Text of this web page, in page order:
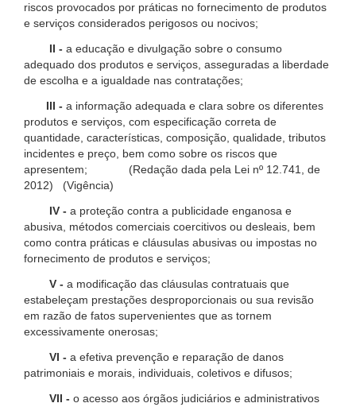
riscos provocados por práticas no fornecimento de produtos
e serviços considerados perigosos ou nocivos;
II - a educação e divulgação sobre o consumo
adequado dos produtos e serviços, asseguradas a liberdade
de escolha e a igualdade nas contratações;
III - a informação adequada e clara sobre os diferentes
produtos e serviços, com especificação correta de
quantidade, características, composição, qualidade, tributos
incidentes e preço, bem como sobre os riscos que
apresentem; (Redação dada pela Lei nº 12.741, de
2012) (Vigência)
IV - a proteção contra a publicidade enganosa e
abusiva, métodos comerciais coercitivos ou desleais, bem
como contra práticas e cláusulas abusivas ou impostas no
fornecimento de produtos e serviços;
V - a modificação das cláusulas contratuais que
estabeleçam prestações desproporcionais ou sua revisão
em razão de fatos supervenientes que as tornem
excessivamente onerosas;
VI - a efetiva prevenção e reparação de danos
patrimoniais e morais, individuais, coletivos e difusos;
VII - o acesso aos órgãos judiciários e administrativos